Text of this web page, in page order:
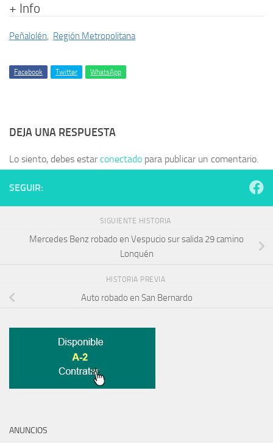
+ Info
Peñalolén, Región Metropolitana
Facebook Twitter WhatsApp
DEJA UNA RESPUESTA
Lo siento, debes estarconectado para publicar un comentario.
SEGUIR:
SIGUIENTE HISTORIA
Mercedes Benz robado en Vespucio sur salida 29 camino
Lonquén
HISTORIA PREVIA
Auto robado en San Bernardo
ANUNCIOS